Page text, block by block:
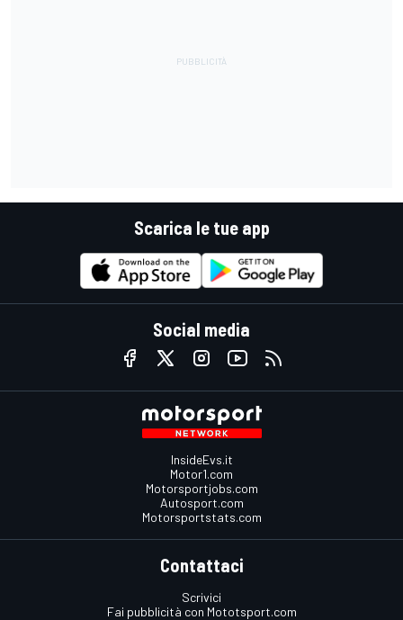
Scarica le tue app
Social media
InsideEvs.it
Motor1.com
Motorsportjobs.com
Autosport.com
Motorsportstats.com
Contattaci
Scrivici
Fai pubblicità con Mototsport.com